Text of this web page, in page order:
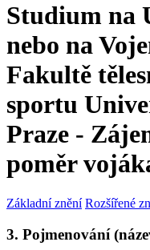
Studium na
nebo na
Fakultě
sportu
Praze -
poměr
Základní znění Rozšířené
3. Pojmenování